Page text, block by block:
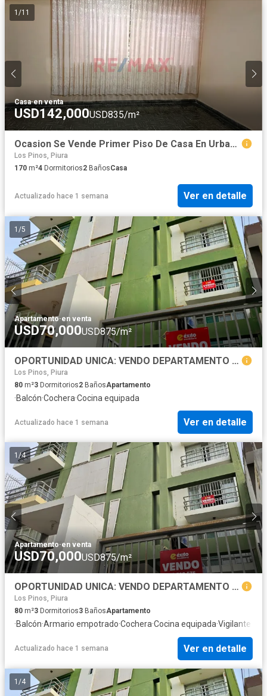
1 /11
Casa·en venta
USD142,000USD835/m²
Ocasion Se Vende Primer Piso De Casa En Urbanización Miraflores
Los Pinos, Piura
170 m²4 Dormitorios2 BañosCasa
Actualizado hace 1 semana Ver en detalle
1 /5
Apartamento·en venta
USD70,000USD875/m²
OPORTUNIDAD UNICA: VENDO DEPARTAMENTO CERCA AL PARQUE QUIÑONES, CASTILLA
Los Pinos, Piura
80 m²3 Dormitorios2 BañosApartamento
·Balcón·Cochera·Cocina equipada
Actualizado hace 1 semana Ver en detalle
1 /4
Apartamento·en venta
USD70,000USD875/m²
OPORTUNIDAD UNICA: VENDO DEPARTAMENTO CERCA AL PARQUE QUIÑONES, CASTILLA
Los Pinos, Piura
80 m²3 Dormitorios3 BañosApartamento
·Balcón·Armario empotrado·Cochera·Cocina equipada·Vigilante
Actualizado hace 1 semana Ver en detalle
1 /4